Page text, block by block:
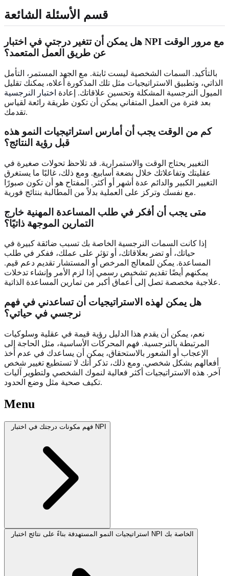
قسم الأسئلة الشائعة
هل يمكن أن تتغير درجتي في اختبار NPI مع مرور الوقت
عن طريق العمل المتعمد؟
بالتأكيد. السمات الشخصية ليست ثابتة. مع الجهد المستمر، التأمل
الذاتي، وتطبيق الاستراتيجيات مثل تلك المذكورة أعلاه، يمكنك تقليل
الميول النرجسية المشكلة وتحسين علاقاتك. إعادة اختبار النرجسية
بعد فترة من العمل المتفاني يمكن أن تكون طريقة رائعة لقياس
تقدمك.
كم من الوقت يجب أن أمارس استراتيجيات النمو هذه
قبل رؤية النتائج؟
التغيير يحتاج الوقت والاستمرارية. قد تلاحظ تحولات صغيرة في
عقليتك وتفاعلاتك خلال بضعة أسابيع. ومع ذلك، غالبًا ما يستغرق
التغيير الكبير والدائم عدة أشهر أو أكثر. المفتاح هو أن تكون صبورًا
مع نفسك وتركز على العملية بدلاً من المطالبة بنتائج فورية.
متى يجب أن أفكر في طلب المساعدة المهنية خارج
التمارين الموجهة ذاتيًا؟
إذا كانت السمات النرجسية الخاصة بك تسبب ضائقة كبيرة في
حياتك، أو تضر بعلاقاتك، أو تؤثر على عملك، ففكر في طلب
المساعدة. يمكن للمعالج المرخص أو المستشار تقديم دعم قيم.
يمكنهم أيضًا تقديم تشخيص رسمي إذا لزم الأمر وإنشاء تدخلات
علاجية مخصصة تصل إلى أعماق أكبر من تمارين المساعدة الذاتية.
هل يمكن لهذه الاستراتيجيات أن تساعدني في فهم
نرجسي في حياتي؟
نعم، يمكن أن يقدم هذا الدليل رؤية قيمة في عقلية وسلوكيات
المرتبطة بالنرجسية. فهم المحركات الأساسية، مثل الحاجة إلى
الإعجاب أو الشعور بالاستحقاق، يمكن أن يساعدك في عدم أخذ
أفعالهم بشكل شخصي. ومع ذلك، تذكر أنك لا تستطيع تغيير شخص
آخر. هذه الاستراتيجيات أكثر فعالية لنموك الشخصي ولتطوير آليات
تكيف صحية مثل وضع الحدود.
Menu
فهم مكونات درجتك في اختبار NPI
استراتيجيات النمو المستهدفة بناءً على نتائج اختبار NPI الخاصة بك